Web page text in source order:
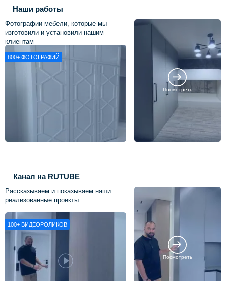
Наши работы
Фотографии мебели, которые мы
изготовили и установили нашим
клиентам
800+ ФОТОГРАФИЙ
Посмотреть
Канал на RUTUBE
Рассказываем и показываем наши
реализованные проекты
100+ ВИДЕОРОЛИКОВ
Посмотреть